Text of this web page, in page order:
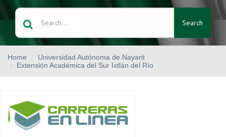
Search
Home
Universidad Autónoma de Nayarit
Extensión Académica del Sur Ixtlán del Río